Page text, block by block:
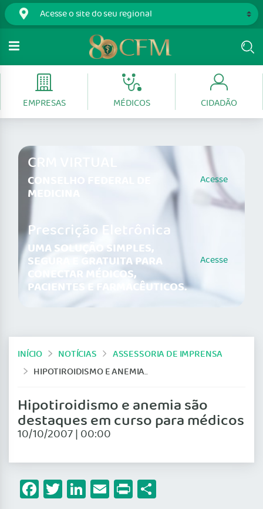
EMPRESAS MÉDICOS CIDADÃO
CRM VIRTUAL
CONSELHO FEDERAL DE
MEDICINA
Acesse
Prescrição Eletrônica
UMA SOLUÇÃO SIMPLES,
SEGURA E GRATUITA PARA
CONECTAR MÉDICOS,
PACIENTES E FARMACÊUTICOS.
Acesse
INÍCIO NOTÍCIAS
ASSESSORIA DE IMPRENSA
HIPOTIROIDISMO E ANEMIA SÃO DESTAQUES EM CURSO PARA MÉDICOS
Hipotiroidismo e anemia são
destaques em curso para médicos
10/10/2007 | 00:00
Facebook
Twitter
LinkedIn
Email
Print